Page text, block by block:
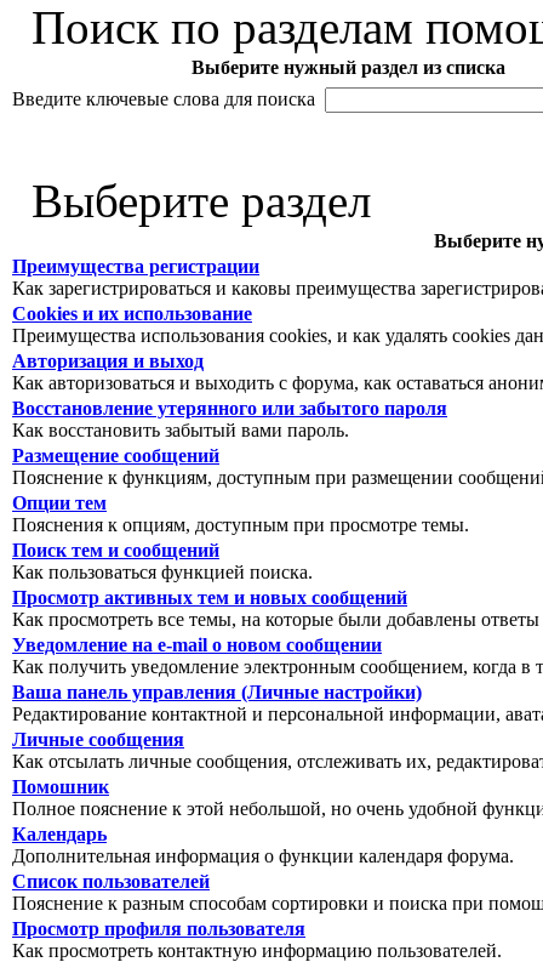
Поиск по разделам
Выберите нужный раздел из списка
Введите ключевые слова для поиска
Выберите раздел
Выберите
Преимущества регистрации
Как зарегистрироваться и каковы преимущества
Cookies и их использование
Преимущества использования cookies, и как удалять cookies
Авторизация и выход
Как авторизоваться и выходить с форума, как оставаться
Восстановление утерянного или забытого пароля
Как восстановить забытый вами пароль.
Размещение сообщений
Пояснение к функциям, доступным при размещении
Опции тем
Пояснения к опциям, доступным при просмотре темы.
Поиск тем и сообщений
Как пользоваться функцией поиска.
Просмотр активных тем и новых сообщений
Как просмотреть все темы, на которые были добавлены
Уведомление на е-mail о новом сообщении
Как получить уведомление электронным сообщением, когда в
Ваша панель управления (Личные настройки)
Редактирование контактной и персональной информации,
Личные сообщения
Как отсылать личные сообщения, отслеживать их,
Помошник
Полное пояснение к этой небольшой, но очень удобной
Календарь
Дополнительная информация о функции календаря форума.
Список пользователей
Пояснение к разным способам сортировки и поиска при
Просмотр профиля пользователя
Как просмотреть контактную информацию пользователей.